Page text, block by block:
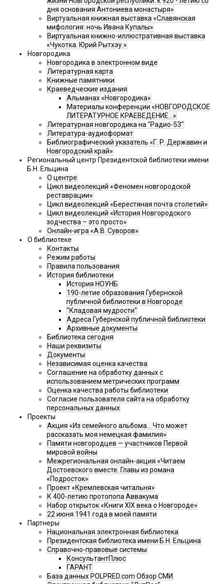
дня основания Антониева монастыря»
Виртуальная книжная выставка «Славянская
мифология: ночь Ивана Купалы»
Виртуальная книжно-иллюстративная выставка
«Чукотка. Юрий Рытхэу.»
Новгородика
Новгородика в электронном виде
Литературная карта
Книжные памятники
Краеведческие издания
Альманах «Новгородика»
Материалы конференции «НОВГОРОДСКОЕ
ЛИТЕРАТУРНОЕ КРАЕВЕДЕНИЕ...»
Литературная новгородика на "Радио-53"
Литература-аудиоформат
Библиографический указатель «Г. Р. Державин и
Новгородский край»
Региональный центр Президентской библиотеки имени
Б.Н. Ельцина
О центре
Цикл видеолекций «Феномен новгородской
реставрации»
Цикл видеолекций «Берестяная почта столетий»
Цикл видеолекций «История Новгородского
зодчества – это просто»
Онлайн-игра «А.В. Суворов»
О библиотеке
Контакты
Режим работы
Правила пользования
История библиотеки
История НОУНБ
190-летие образования Губернской
публичной библиотеки в Новгороде
"Кладовая мудрости"
Адреса Губернской публичной библиотеки
Архивные документы
Библиотека сегодня
Наши реквизиты
Документы
Независимая оценка качества
Соглашение на обработку данных с
использованием метрических программ
Оценка качества работы библиотеки
Согласие пользователя сайта на обработку
персональных данных
Проекты
Акция «Из семейного альбома... Что может
рассказать моя немецкая фамилия»
Памяти новгородцев — участников Первой
мировой войны
Межрегиональная онлайн-акция «Читаем
Достоевского вместе. Главы из романа
«Подросток»
Проект «Кремлевская читальня»
К 400-летию протопопа Аввакума
Набор открыток «Книги XIX века о Новгороде»
22 июня 1941 года в моей памяти
Партнеры
Национальная электронная библиотека
Президентская библиотека имени Б.Н. Ельцина
Справочно-правовые системы
КонсультантПлюс
ГАРАНТ
База данных POLPRED.com Обзор СМИ